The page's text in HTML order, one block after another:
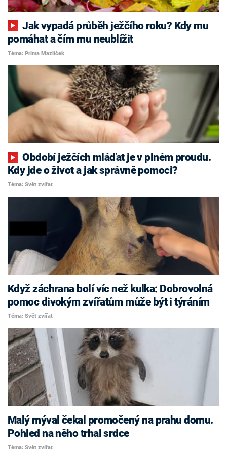
Jak vypadá průběh ježčího roku? Kdy mu
pomáhat a čím mu neublížit
Téma: Prima Mazlíček
Období ježčích mláďat je v plném proudu.
Kdy jde o život a jak správně pomoci?
Téma: Svět zvířat
Když záchrana bolí víc než kulka: Dobrovolná
pomoc divokým zvířatům může být i týráním
Téma: Svět zvířat
Malý mýval čekal promočený na prahu domu.
Pohled na něho trhal srdce
Téma: Svět zvířat